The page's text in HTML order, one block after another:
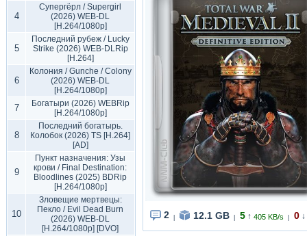
4
Супергёрл / Supergirl
(2026) WEB-DL
[H.264/1080p]
5
Последний рубеж / Lucky
Strike (2026) WEB-DLRip
[H.264]
6
Колония / Gunche / Colony
(2026) WEB-DL
[H.264/1080p]
7
Богатыри (2026) WEBRip
[H.264/1080p]
8
Последний богатырь.
Колобок (2026) TS [H.264]
[AD]
9
Пункт назначения: Узы
крови / Final Destination:
Bloodlines (2025) BDRip
[H.264/1080p]
10
Зловещие мертвецы:
Пекло / Evil Dead Burn
(2026) WEB-DL
[H.264/1080p] [DVO]
2 12.1 GB 5 ↑ 405 KB/s 0 ↓